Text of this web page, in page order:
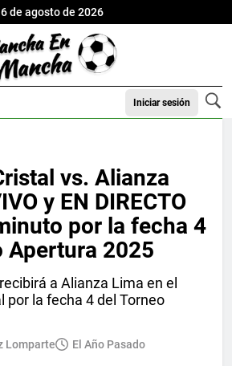
6 de agosto de 2026
Iniciar sesión
vs. Alianza
y EN DIRECTO
por la fecha 4
Apertura 2025
a Alianza Lima en el
por la fecha 4 del Torneo
Lomparte El Año Pasado